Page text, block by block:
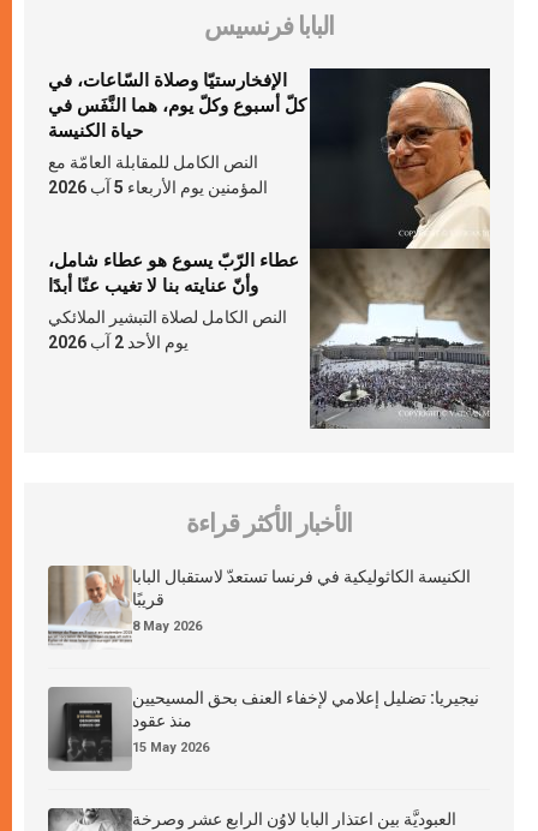
البابا فرنسيس
الإفخارستيّا وصلاة السّاعات، في
كلّ أسبوع وكلّ يوم، هما النَّفَس في
حياة الكنيسة
النص الكامل للمقابلة العامّة مع
المؤمنين يوم الأربعاء 5 آب 2026
عطاء الرّبّ يسوع هو عطاء شامل،
وأنّ عنايته بنا لا تغيب عنّا أبدًا
النص الكامل لصلاة التبشير الملائكي
يوم الأحد 2 آب 2026
الأخبار الأكثر قراءة
الكنيسة الكاثوليكية في فرنسا تستعدّ لاستقبال البابا
قريبًا
8 May 2026
نيجيريا: تضليل إعلامي لإخفاء العنف بحق المسيحيين
منذ عقود
15 May 2026
العبوديَّة بين اعتذار البابا لاوُن الرابع عشر وصرخة